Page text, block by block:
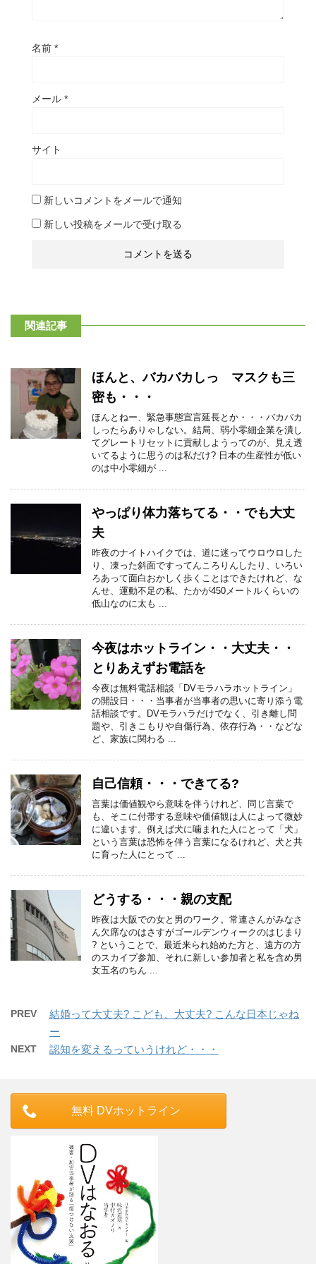
名前 *
メール *
サイト
新しいコメントをメールで通知
新しい投稿をメールで受け取る
関連記事
ほんと、バカバカしっ マスクも三
密も・・・
ほんとねー、緊急事態宣言延長とか・・・バカバカ
しったらありゃしない。結局、弱小零細企業を潰し
てグレートリセットに貢献しようってのが、見え透
いてるように思うのは私だけ? 日本の生産性が低い
のは中小零細が ...
やっぱり体力落ちてる・・でも大丈
夫
昨夜のナイトハイクでは、道に迷ってウロウロした
り、凍った斜面ですってんころりんしたり、いろい
ろあって面白おかしく歩くことはできたけれど、な
んせ、運動不足の私、たかが450メートルくらいの
低山なのに太も ...
今夜はホットライン・・大丈夫・・
とりあえずお電話を
今夜は無料電話相談「DVモラハラホットライン」
の開設日・・・当事者が当事者の思いに寄り添う電
話相談です。DVモラハラだけでなく、引き離し問
題や、引きこもりや自傷行為、依存行為・・などな
ど、家族に関わる ...
自己信頼・・・できてる?
言葉は価値観やら意味を伴うけれど、同じ言葉で
も、そこに付帯する意味や価値観は人によって微妙
に違います。例えば犬に噛まれた人にとって「犬」
という言葉は恐怖を伴う言葉になるけれど、犬と共
に育った人にとって ...
どうする・・・親の支配
昨夜は大阪での女と男のワーク。常連さんがみなさ
ん欠席なのはさすがゴールデンウィークのはじまり
? ということで、最近来られ始めた方と、遠方の方
のスカイプ参加、それに新しい参加者と私を含め男
女五名のちん ...
PREV
結婚って大丈夫? こども、大丈夫? こんな日本じゃね
ー
NEXT 認知を変えるっていうけれど・・・
無料 DVホットライン